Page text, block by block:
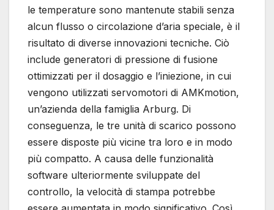
le temperature sono mantenute stabili senza
alcun flusso o circolazione d’aria speciale, è il
risultato di diverse innovazioni tecniche. Ciò
include generatori di pressione di fusione
ottimizzati per il dosaggio e l’iniezione, in cui
vengono utilizzati servomotori di AMKmotion,
un’azienda della famiglia Arburg. Di
conseguenza, le tre unità di scarico possono
essere disposte più vicine tra loro e in modo
più compatto. A causa delle funzionalità
software ulteriormente sviluppate del
controllo, la velocità di stampa potrebbe